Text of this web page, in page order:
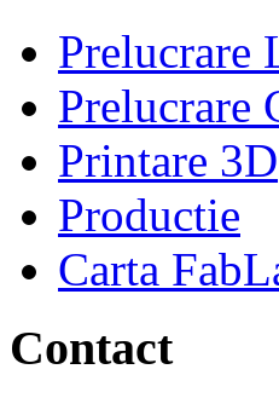
Prelucrare
Prelucrare
Printare 3D
Productie
Carta
Contact